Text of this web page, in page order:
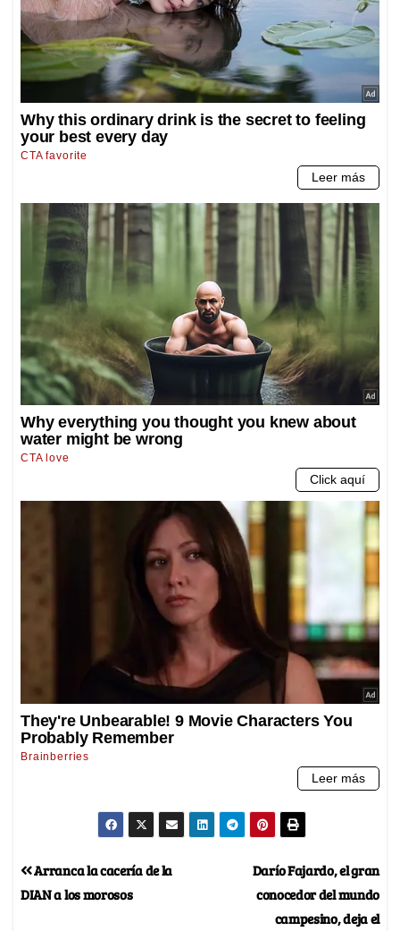
Darío Fajardo, el gran
conocedor del mundo
campesino, deja el
Arranca la cacería de la
DIAN a los morosos